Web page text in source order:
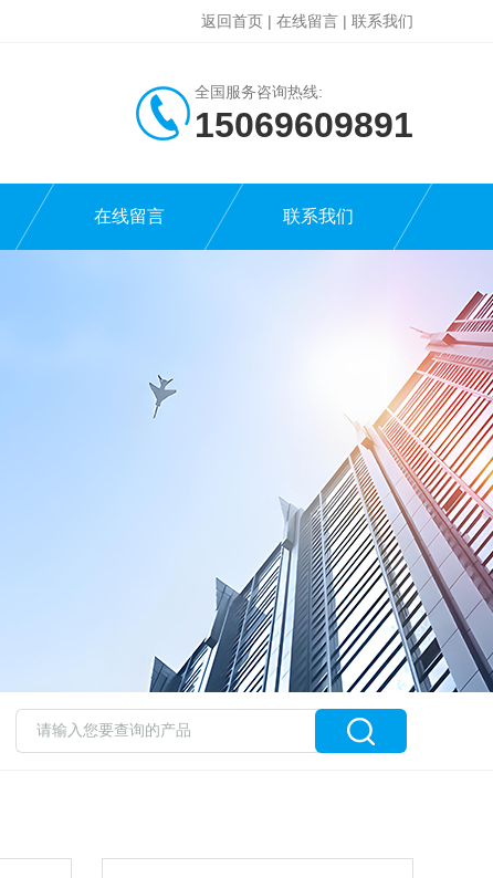
返回首页 | 在线留言 | 联系我们
全国服务咨询热线:
15069609891
在线留言 联系我们